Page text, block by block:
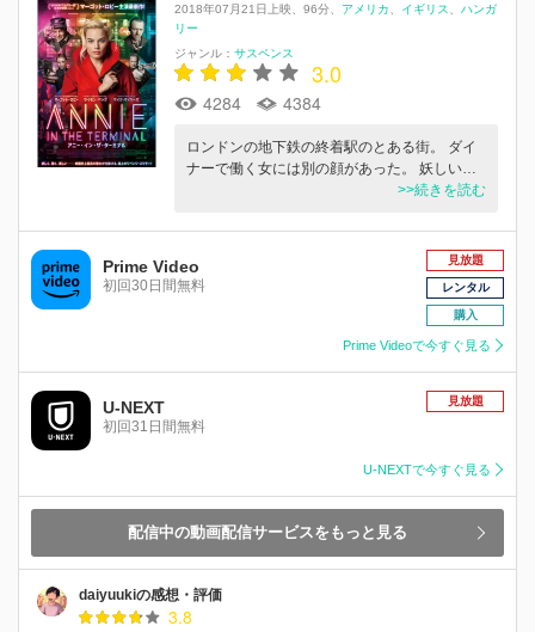
2018年07月21日上映 96分 アメリカ イギリス
ハンガ
リー
ジャンル： サスペンス
3.0
4284 4384
ロンドンの地下鉄の終着駅のとある街。 ダイ
ナーで働く女には別の顔があった。 妖しい…
>>続きを読む
Prime Video
初回30日間無料
見放題
レンタル
購入
Prime Videoで今すぐ見る
U-NEXT
初回31日間無料
見放題
U-NEXTで今すぐ見る
配信中の動画配信サービスをもっと見る
daiyuukiの感想・評価
3.8